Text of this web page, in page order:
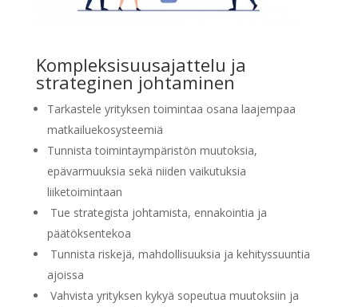
Kompleksisuusajattelu ja
strateginen johtaminen
Tarkastele yrityksen toimintaa osana laajempaa
matkailuekosysteemiä
Tunnista toimintaympäristön muutoksia,
epävarmuuksia sekä niiden vaikutuksia
liiketoimintaan
Tue strategista johtamista, ennakointia ja
päätöksentekoa
Tunnista riskejä, mahdollisuuksia ja kehityssuuntia
ajoissa
Vahvista yrityksen kykyä sopeutua muutoksiin ja